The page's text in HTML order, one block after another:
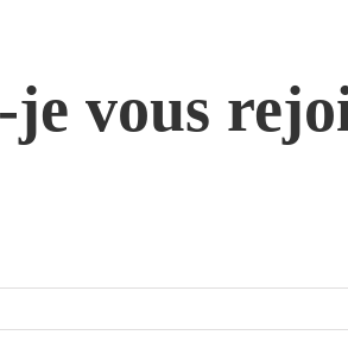
je vous